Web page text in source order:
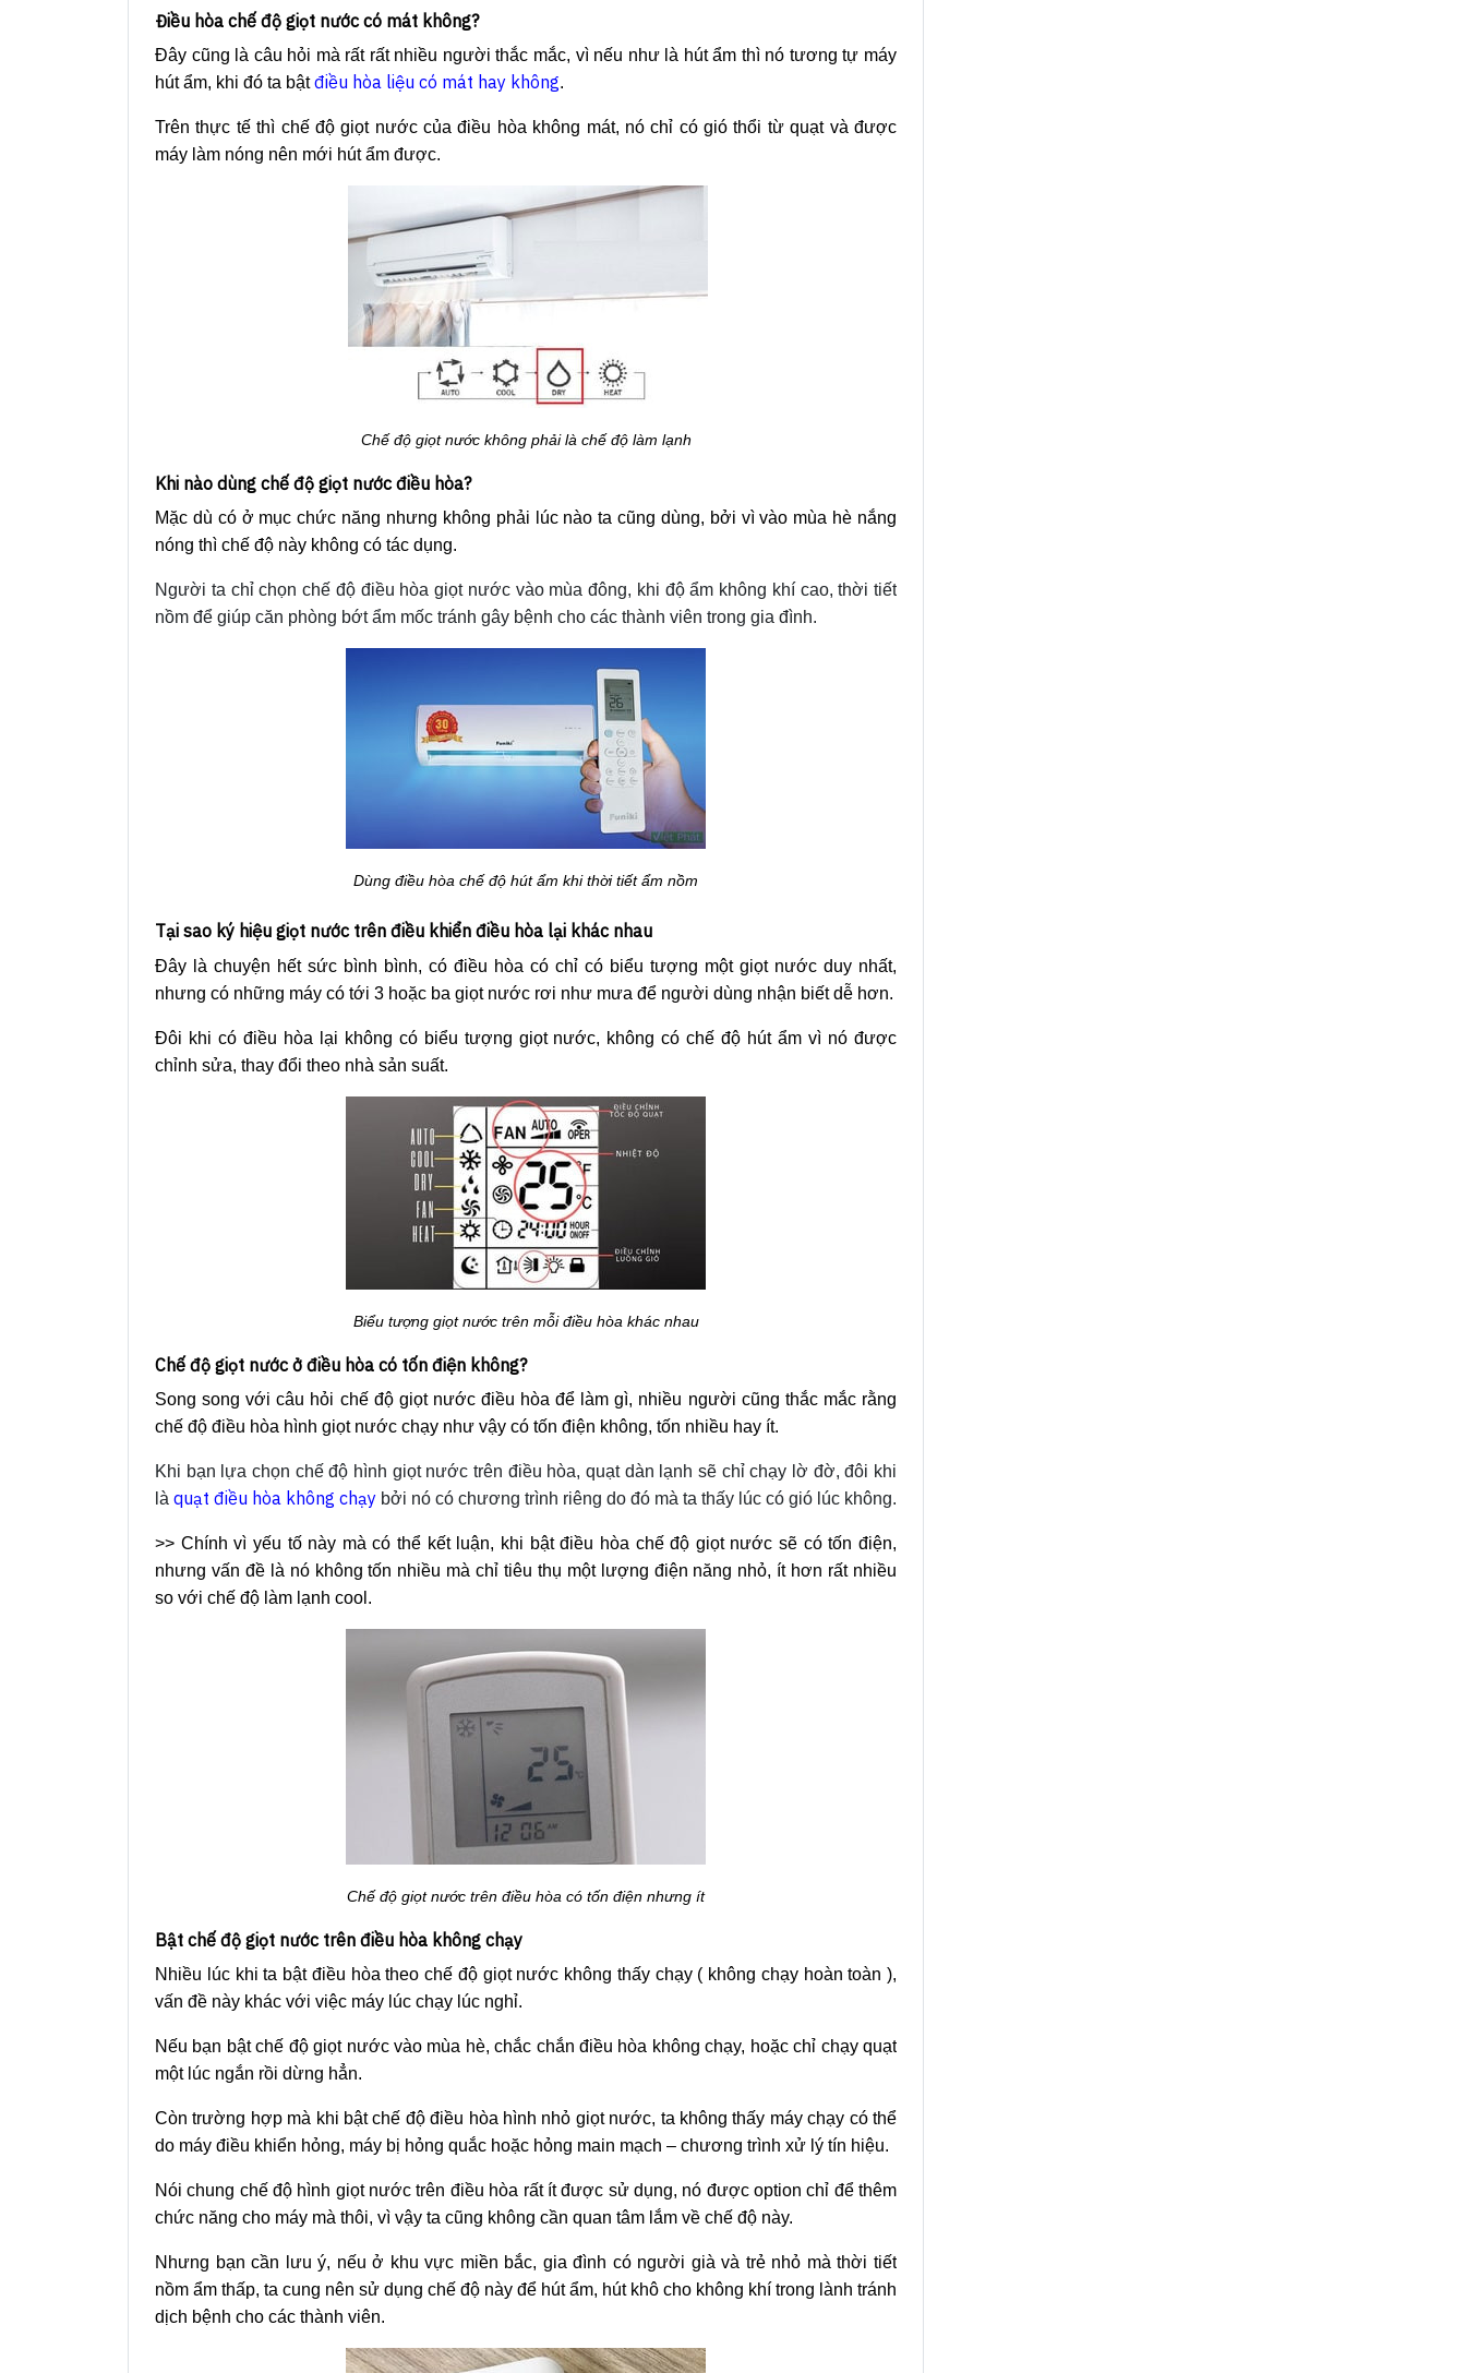
Điều hòa chế độ giọt nước có mát không?
Đây cũng là câu hỏi mà rất rất nhiều người thắc mắc, vì nếu như là hút ẩm thì nó tương tự máy
hút ẩm, khi đó ta bậtđiều hòa liệu có mát hay không.
Trên thực tế thì chế độ giọt nước của điều hòa không mát, nó chỉ có gió thổi từ quạt và được
máy làm nóng nên mới hút ẩm được.
Chế độ giọt nước không phải là chế độ làm lạnh
Khi nào dùng chế độ giọt nước điều hòa?
Mặc dù có ở mục chức năng nhưng không phải lúc nào ta cũng dùng, bởi vì vào mùa hè nắng
nóng thì chế độ này không có tác dụng.
Người ta chỉ chọn chế độ điều hòa giọt nước vào mùa đông, khi độ ẩm không khí cao, thời tiết
nồm để giúp căn phòng bớt ẩm mốc tránh gây bệnh cho các thành viên trong gia đình.
Dùng điều hòa chế độ hút ẩm khi thời tiết ẩm nồm
Tại sao ký hiệu giọt nước trên điều khiển điều hòa lại khác nhau
Đây là chuyện hết sức bình bình, có điều hòa có chỉ có biểu tượng một giọt nước duy nhất,
nhưng có những máy có tới 3 hoặc ba giọt nước rơi như mưa để người dùng nhận biết dễ hơn.
Đôi khi có điều hòa lại không có biểu tượng giọt nước, không có chế độ hút ẩm vì nó được
chỉnh sửa, thay đổi theo nhà sản suất.
Biểu tượng giọt nước trên mỗi điều hòa khác nhau
Chế độ giọt nước ở điều hòa có tốn điện không?
Song song với câu hỏi chế độ giọt nước điều hòa để làm gì, nhiều người cũng thắc mắc rằng
chế độ điều hòa hình giọt nước chạy như vậy có tốn điện không, tốn nhiều hay ít.
Khi bạn lựa chọn chế độ hình giọt nước trên điều hòa, quạt dàn lạnh sẽ chỉ chạy lờ đờ, đôi khi
là quạt điều hòa không chạy bởi nó có chương trình riêng do đó mà ta thấy lúc có gió lúc không.
>> Chính vì yếu tố này mà có thể kết luận, khi bật điều hòa chế độ giọt nước sẽ có tốn điện,
nhưng vấn đề là nó không tốn nhiều mà chỉ tiêu thụ một lượng điện năng nhỏ, ít hơn rất nhiều
so với chế độ làm lạnh cool.
Chế độ giọt nước trên điều hòa có tốn điện nhưng ít
Bật chế độ giọt nước trên điều hòa không chạy
Nhiều lúc khi ta bật điều hòa theo chế độ giọt nước không thấy chạy ( không chạy hoàn toàn ),
vấn đề này khác với việc máy lúc chạy lúc nghỉ.
Nếu bạn bật chế độ giọt nước vào mùa hè, chắc chắn điều hòa không chạy, hoặc chỉ chạy quạt
một lúc ngắn rồi dừng hẳn.
Còn trường hợp mà khi bật chế độ điều hòa hình nhỏ giọt nước, ta không thấy máy chạy có thể
do máy điều khiển hỏng, máy bị hỏng quắc hoặc hỏng main mạch – chương trình xử lý tín hiệu.
Nói chung chế độ hình giọt nước trên điều hòa rất ít được sử dụng, nó được option chỉ để thêm
chức năng cho máy mà thôi, vì vậy ta cũng không cần quan tâm lắm về chế độ này.
Nhưng bạn cần lưu ý, nếu ở khu vực miền bắc, gia đình có người già và trẻ nhỏ mà thời tiết
nồm ẩm thấp, ta cung nên sử dụng chế độ này để hút ẩm, hút khô cho không khí trong lành tránh
dịch bệnh cho các thành viên.